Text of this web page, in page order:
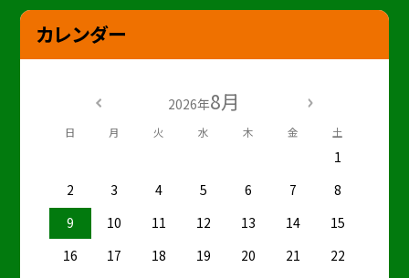
カレンダー
2026年8月
日 月 火 水 木 金 土
1
2
3 4 5 6 7
8
9
10 11 12 13 14
15
16
17 18 19 20 21
22